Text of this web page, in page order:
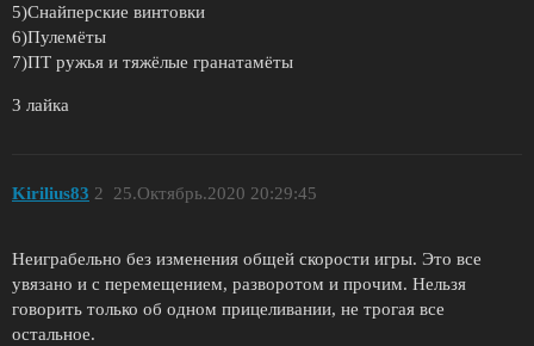
5)Снайперские винтовки
6)Пулемёты
7)ПТ ружья и тяжёлые гранатамёты
3 лайка
Kirilius83 25.Октябрь.2020 20:29:45
2
Неиграбельно без изменения общей скорости игры. Это все
увязано и с перемещением, разворотом и прочим. Нельзя
говорить только об одном прицеливании, не трогая все
остальное.